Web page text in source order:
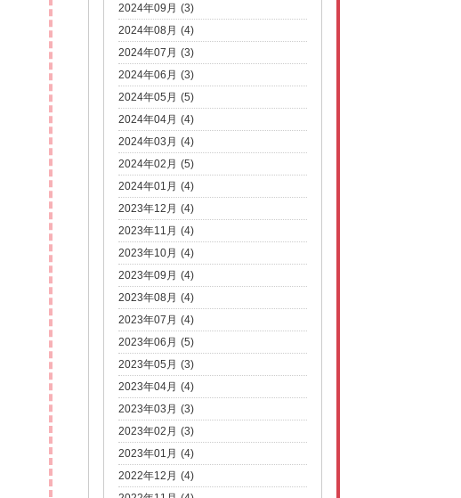
2024年09月 (3)
2024年08月 (4)
2024年07月 (3)
2024年06月 (3)
2024年05月 (5)
2024年04月 (4)
2024年03月 (4)
2024年02月 (5)
2024年01月 (4)
2023年12月 (4)
2023年11月 (4)
2023年10月 (4)
2023年09月 (4)
2023年08月 (4)
2023年07月 (4)
2023年06月 (5)
2023年05月 (3)
2023年04月 (4)
2023年03月 (3)
2023年02月 (3)
2023年01月 (4)
2022年12月 (4)